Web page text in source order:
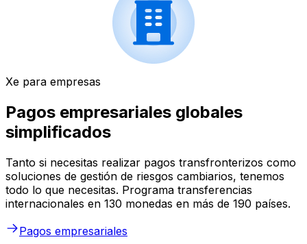
Xe para empresas
Pagos empresariales globales
simplificados
Tanto si necesitas realizar pagos transfronterizos como
soluciones de gestión de riesgos cambiarios, tenemos
todo lo que necesitas. Programa transferencias
internacionales en 130 monedas en más de 190 países.
Pagos empresariales